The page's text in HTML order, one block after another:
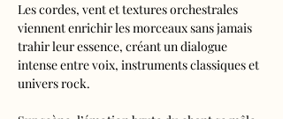
Les cordes, vent et textures orchestrales
viennent enrichir les morceaux sans jamais
trahir leur essence, créant un dialogue
intense entre voix, instruments classiques et
univers rock.